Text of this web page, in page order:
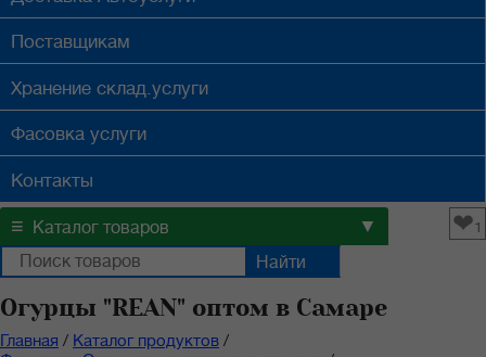
Поставщикам
Хранение склад.услуги
Фасовка услуги
Контакты
≡ Каталог товаров ▼ ❤1
Огурцы "REAN" оптом в Самаре
Главная / Каталог продуктов /